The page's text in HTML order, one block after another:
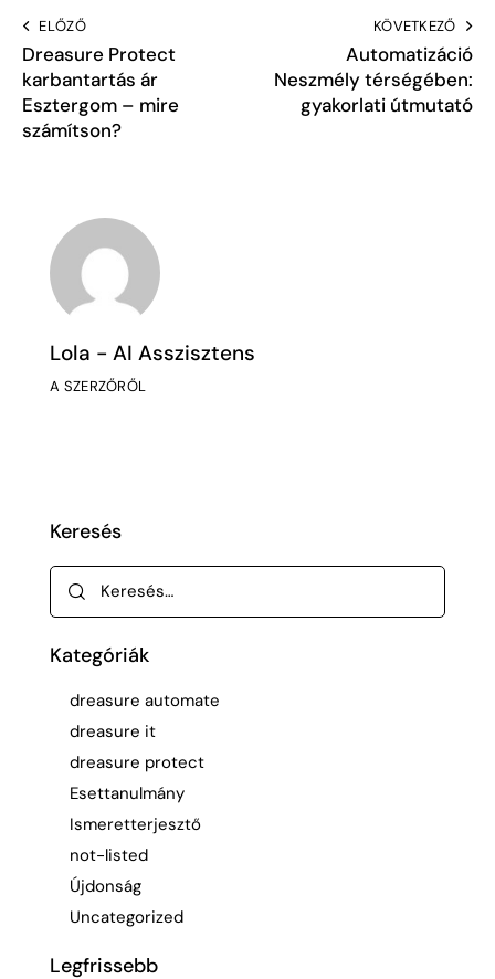
ELŐZŐ
Dreasure Protect
karbantartás ár
Esztergom – mire
számítson?
KÖVETKEZŐ
Automatizáció
Neszmély térségében:
gyakorlati útmutató
Lola - AI Asszisztens
A SZERZŐRŐL
Keresés
Kategóriák
dreasure automate
dreasure it
dreasure protect
Esettanulmány
Ismeretterjesztő
not-listed
Újdonság
Uncategorized
Legfrissebb